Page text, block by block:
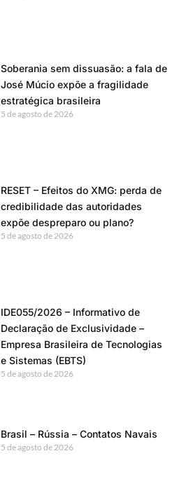
Soberania sem dissuasão: a fala de
José Múcio expõe a fragilidade
estratégica brasileira
5 de agosto de 2026
RESET – Efeitos do XMG: perda de
credibilidade das autoridades
expõe despreparo ou plano?
5 de agosto de 2026
IDE055/2026 – Informativo de
Declaração de Exclusividade –
Empresa Brasileira de Tecnologias
e Sistemas (EBTS)
5 de agosto de 2026
Brasil – Rússia – Contatos Navais
5 de agosto de 2026